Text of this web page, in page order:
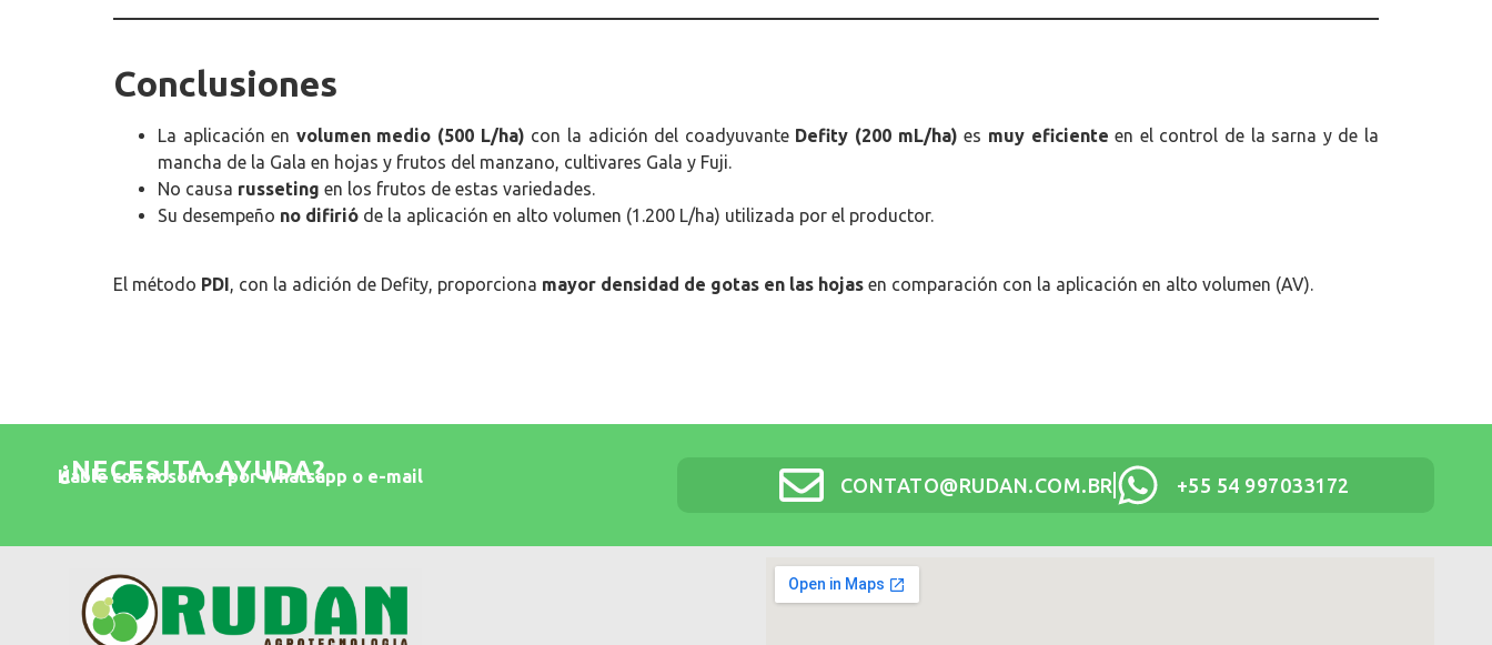
Conclusiones
La aplicación en volumen medio (500 L/ha) con la adición del coadyuvante Defity (200 mL/ha) es muy eficiente en el control de la sarna y de la
mancha de la Gala en hojas y frutos del manzano, cultivares Gala y Fuji.
No causa russeting en los frutos de estas variedades.
Su desempeño no difirió de la aplicación en alto volumen (1.200 L/ha) utilizada por el productor.
El método PDI, con la adición de Defity, proporciona mayor densidad de gotas en las hojas en comparación con la aplicación en alto volumen (AV).
¿NECESITA AYUDA?
Hable con nosotros por Whatsapp o e-mail CONTATO@RUDAN.COM.BR +55 54 997033172